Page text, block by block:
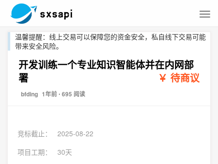
温馨提醒：线上交易可以保障您的资金安全，私自线下交易可能
带来安全风险。
开发训练一个专业知识智能体并在内网部
署
￥ 待商议
bfding 1年前 ⋅ 695 阅读
竞标截止：
2025-08-22
项目工期：
30天